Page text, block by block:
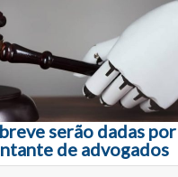
serão dadas
de advogados